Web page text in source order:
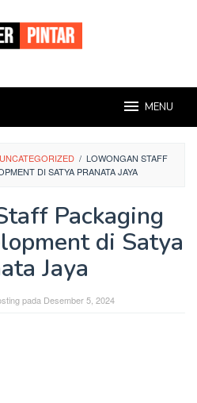
MENU
UNCATEGORIZED / LOWONGAN STAFF
DI SATYA PRANATA JAYA
Packaging
di Satya
Jaya
pada Desember 5, 2024